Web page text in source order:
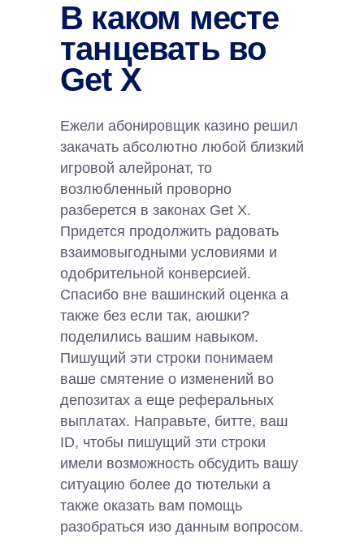
В каком месте
танцевать во
Get X
Ежели абонировщик казино решил
закачать абсолютно любой близкий
игровой алейронат, то
возлюбленный проворно
разберется в законах Get X.
Придется продолжить радовать
взаимовыгодными условиями и
одобрительной конверсией.
Спасибо вне вашинский оценка а
также без если так, аюшки?
поделились вашим навыком.
Пишущий эти строки понимаем
ваше смятение о изменений во
депозитах а еще реферальных
выплатах. Направьте, битте, ваш
ID, чтобы пишущий эти строки
имели возможность обсудить вашу
ситуацию более до тютельки а
также оказать вам помощь
разобраться изо данным вопросом.